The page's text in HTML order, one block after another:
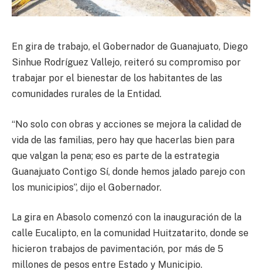
En gira de trabajo, el Gobernador de Guanajuato, Diego
Sinhue Rodríguez Vallejo, reiteró su compromiso por
trabajar por el bienestar de los habitantes de las
comunidades rurales de la Entidad.
“No solo con obras y acciones se mejora la calidad de
vida de las familias, pero hay que hacerlas bien para
que valgan la pena; eso es parte de la estrategia
Guanajuato Contigo Sí, donde hemos jalado parejo con
los municipios”, dijo el Gobernador.
La gira en Abasolo comenzó con la inauguración de la
calle Eucalipto, en la comunidad Huitzatarito, donde se
hicieron trabajos de pavimentación, por más de 5
millones de pesos entre Estado y Municipio.